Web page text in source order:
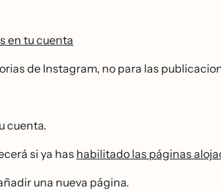
en tu cuenta
de Instagram, no para las
cuenta.
si ya has habilitado las páginas
una nueva página.